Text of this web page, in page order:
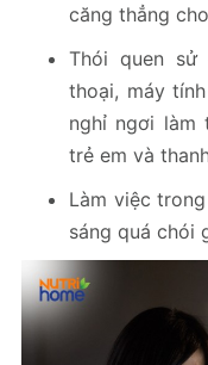
căng thẳng
Thói quen
thoại, máy
nghỉ ngơi làm
trẻ em và
Làm việc
sáng quá chói